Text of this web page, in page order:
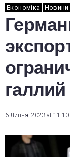
Економіка Новини
6 Липня, 2023 at 11:10